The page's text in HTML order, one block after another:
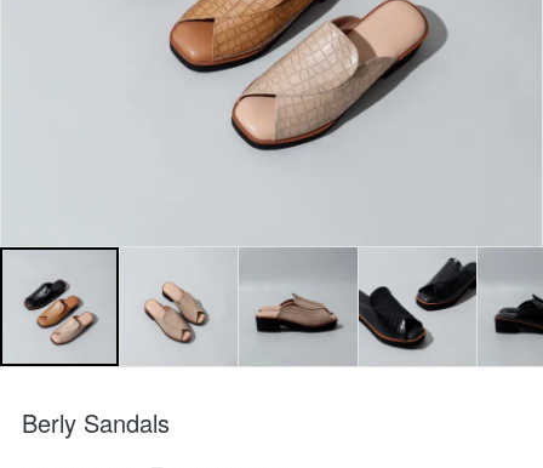
Berly Sandals